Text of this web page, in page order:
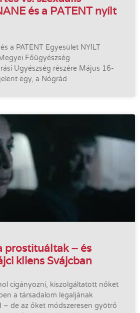
és a PATENT nyílt
a PATENT Egyesület NYÍLT
Főügyészség
Ügyészség részére Május 16-
egy, a Nógrád
prostituáltak – és
kliens Svájcban
cigányozni, kiszolgáltatott nőket
a társadalom legaljának
– de az őket módszeresen gyötrő